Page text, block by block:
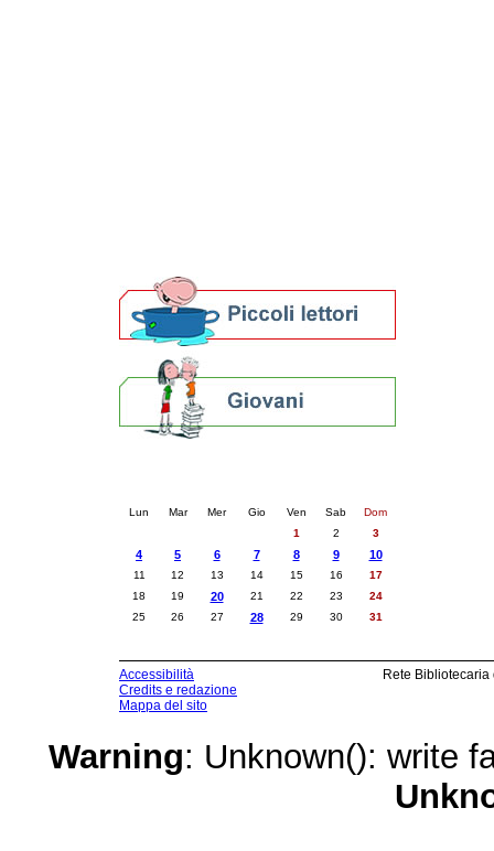
Lun Mar Mer Gio Ven Sab
Dom
1
2 3
4 5 6 7 8 9 10
11 12 13 14 15 16
17
18
19 20 21 22 23
24
25
26 27 28 29 30 31
Accessibilità
Credits e redazione
Mappa del sito
Rete
Warning: Unknown(): write